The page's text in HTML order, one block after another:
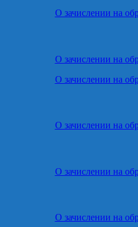
О зачислении на
О зачислении на
О зачислении на
О зачислении на
О зачислении на
О зачислении на